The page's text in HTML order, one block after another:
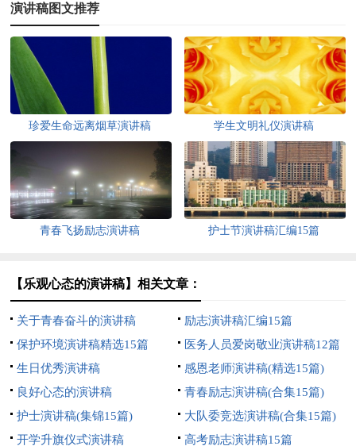
演讲稿图文推荐
珍爱生命远离烟草演讲稿 学生文明礼仪演讲稿
青春飞扬励志演讲稿 护士节演讲稿汇编15篇
【乐观心态的演讲稿】相关文章：
关于青春奋斗的演讲稿
励志演讲稿汇编15篇
保护环境演讲稿精选15篇
医务人员爱岗敬业演讲稿12篇
生日优秀演讲稿
感恩老师演讲稿(精选15篇)
良好心态的演讲稿
青春励志演讲稿(合集15篇)
护士演讲稿(集锦15篇)
大队委竞选演讲稿(合集15篇)
开学升旗仪式演讲稿
高考励志演讲稿15篇